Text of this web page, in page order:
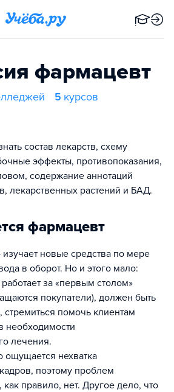
фармацевт
5 курсов
состав лекарств, схему
эффекты, противопоказания,
содержание аннотаций
лекарственных растений и БАД.
фармацевт
новые средства по мере
в оборот. Но и этого мало:
за «первым столом»
покупатели), должен быть
помочь клиентам
необходимости
лечения.
ощущается нехватка
поэтому проблем
как правило, нет. Другое дело, что